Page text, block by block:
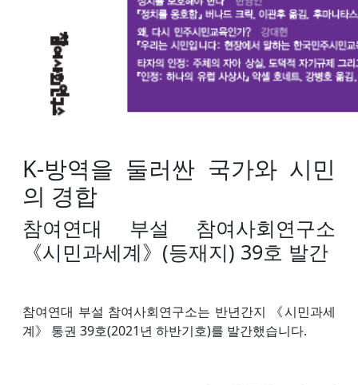
K-방역을 둘러싼 국가와 시민
의 경합
참여연대 부설 참여사회연구소
《시민과세계》(등재지) 39호 발간
참여연대 부설 참여사회연구소는 반년간지 《시민과세
계》 통권 39호(2021년 하반기호)를 발간했습니다.